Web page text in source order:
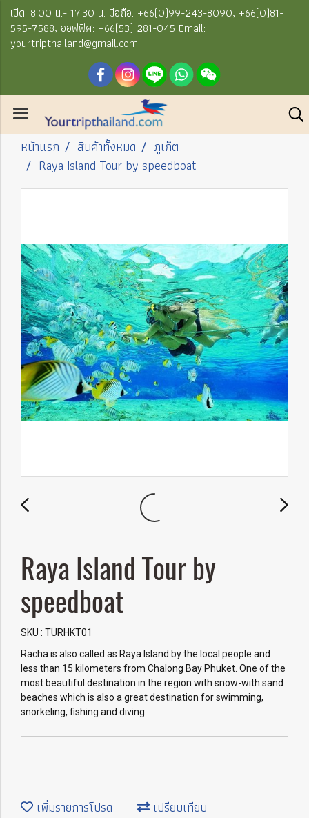
เปิด: 8.00 น.- 17.30 น. มือถือ: +66(0)99-243-8090, +66(0)81-
595-7588, ออฟฟิศ: +66(53) 281-045 Email:
yourtripthailand@gmail.com
หน้าแรก สินค้าทั้งหมด
ภูเก็ต
Raya Island Tour by speedboat
Raya Island Tour by
speedboat
SKU : TURHKT01
Racha is also called as Raya Island by the local people and
less than 15 kilometers from Chalong Bay Phuket. One of the
most beautiful destination in the region with snow-with sand
beaches which is also a great destination for swimming,
snorkeling, fishing and diving.
เพิ่มรายการโปรด เปรียบเทียบ